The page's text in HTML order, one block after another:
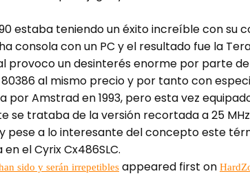
estaba teniendo un éxito increíble con su
consola con un PC y el resultado fue la
provoco un desinterés enorme por parte
al mismo precio y por tanto con
Amstrad en 1993, pero esta vez
se trataba de la versión recortada a 25
pese a lo interesante del concepto este
el Cyrix Cx486SLC.
sido y serán irrepetibles appeared first on